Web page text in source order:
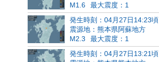
M1.6
最大震度：1
発生時刻：04月27日14:23頃
震源地：熊本県阿蘇地方
M2.3
最大震度：1
発生時刻：04月27日13:21頃